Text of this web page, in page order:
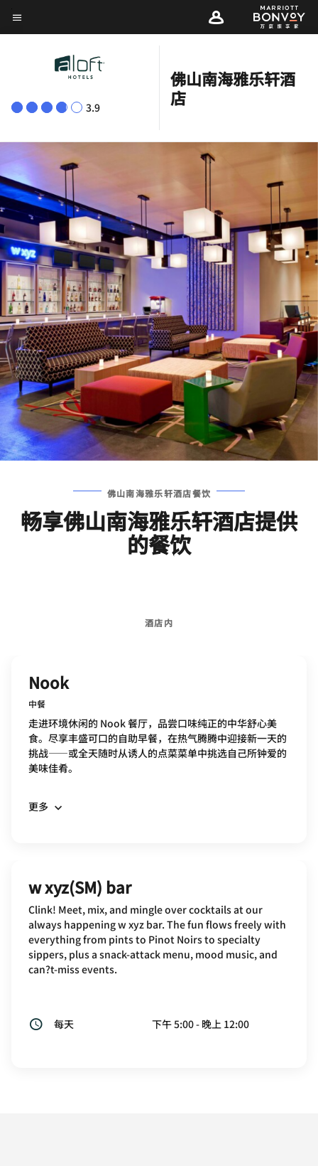
Skip
to菜单文本
3.9
佛山南海雅乐轩酒
店
佛山南海雅乐轩酒店餐饮
畅享佛山南海雅乐轩酒店提供
的餐饮
酒店内
Nook
中餐
走进环境休闲的 Nook 餐厅，品尝口味纯正的中华舒心美
食。尽享丰盛可口的自助早餐，在热气腾腾中迎接新一天的
挑战——或全天随时从诱人的点菜菜单中挑选自己所钟爱的
美味佳肴。
更多
w xyz(SM) bar
Clink! Meet, mix, and mingle over cocktails at our
always happening w xyz bar. The fun flows freely with
everything from pints to Pinot Noirs to specialty
sippers, plus a snack-attack menu, mood music, and
can?t-miss events.
每天 下午 5:00 - 晚上 12:00